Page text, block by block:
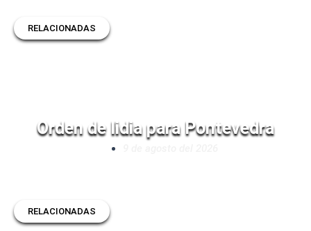
RELACIONADAS
Orden de lidia para Pontevedra
RELACIONADAS